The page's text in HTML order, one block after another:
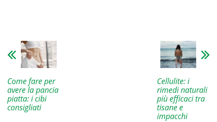
Come fare per
avere la pancia
piatta: i cibi
consigliati
Cellulite: i
rimedi naturali
più efficaci tra
tisane e
impacchi